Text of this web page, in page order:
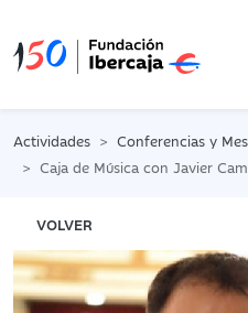
Actividades
Conferencias y
Caja de Música con Javier
VOLVER